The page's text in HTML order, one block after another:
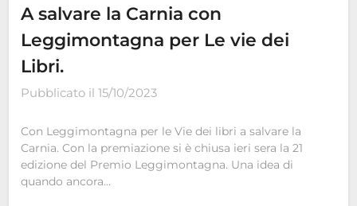
A salvare la Carnia con
Leggimontagna per Le vie dei
Libri.
Pubblicato il15/10/2023
Con Leggimontagna per le Vie dei libri a salvare la
Carnia. Con la premiazione si è chiusa ieri sera la 21
edizione del Premio Leggimontagna. Una idea di
quando ancora…